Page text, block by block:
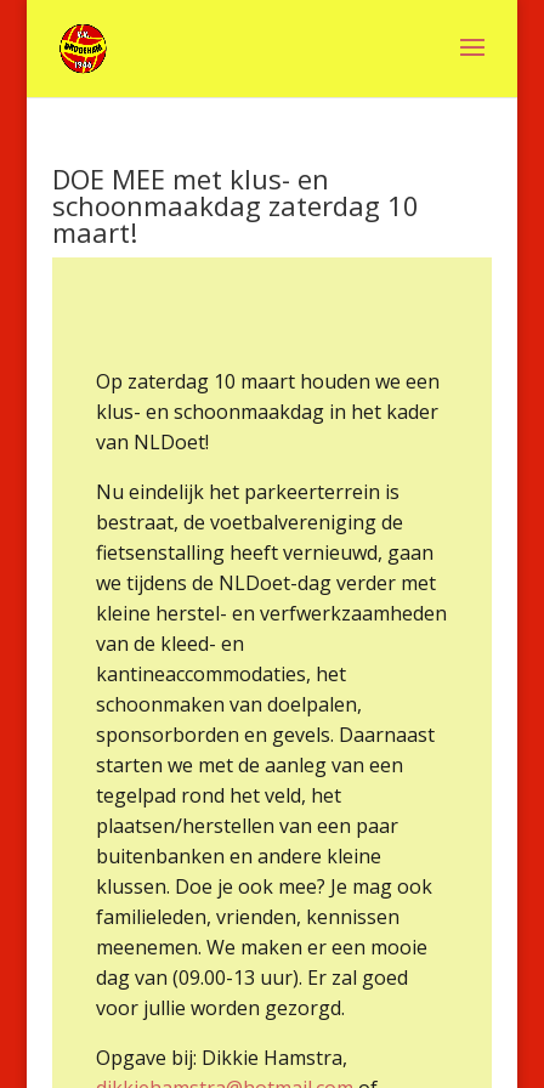
DOE MEE met klus- en
schoonmaakdag zaterdag 10
maart!
Op zaterdag 10 maart houden we een
klus- en schoonmaakdag in het kader
van NLDoet!
Nu eindelijk het parkeerterrein is
bestraat, de voetbalvereniging de
fietsenstalling heeft vernieuwd, gaan
we tijdens de NLDoet-dag verder met
kleine herstel- en verfwerkzaamheden
van de kleed- en
kantineaccommodaties, het
schoonmaken van doelpalen,
sponsorborden en gevels. Daarnaast
starten we met de aanleg van een
tegelpad rond het veld, het
plaatsen/herstellen van een paar
buitenbanken en andere kleine
klussen. Doe je ook mee? Je mag ook
familieleden, vrienden, kennissen
meenemen. We maken er een mooie
dag van (09.00-13 uur). Er zal goed
voor jullie worden gezorgd.
Opgave bij: Dikkie Hamstra,